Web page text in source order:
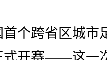
个跨省区城市